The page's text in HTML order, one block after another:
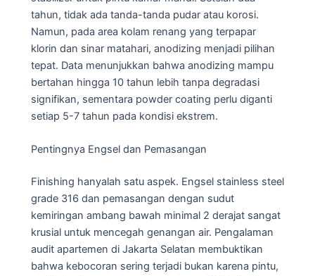
tahun, tidak ada tanda-tanda pudar atau korosi.
Namun, pada area kolam renang yang terpapar
klorin dan sinar matahari, anodizing menjadi pilihan
tepat. Data menunjukkan bahwa anodizing mampu
bertahan hingga 10 tahun lebih tanpa degradasi
signifikan, sementara powder coating perlu diganti
setiap 5-7 tahun pada kondisi ekstrem.
Pentingnya Engsel dan Pemasangan
Finishing hanyalah satu aspek. Engsel stainless steel
grade 316 dan pemasangan dengan sudut
kemiringan ambang bawah minimal 2 derajat sangat
krusial untuk mencegah genangan air. Pengalaman
audit apartemen di Jakarta Selatan membuktikan
bahwa kebocoran sering terjadi bukan karena pintu,